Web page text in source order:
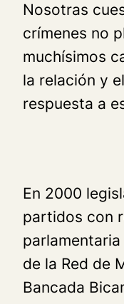
Nosotras
crímenes no
muchísimos
la relación y
respuesta a
En 2000
partidos con
de la Red de
Bancada